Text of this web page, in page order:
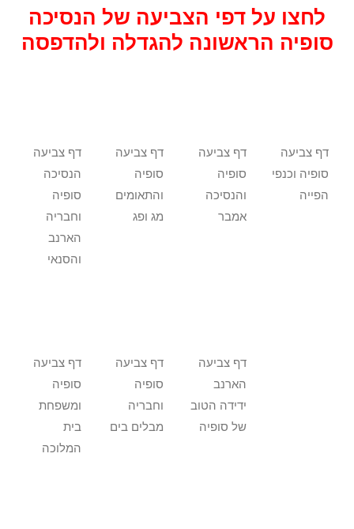
לחצו על דפי הצביעה של הנסיכה
סופיה הראשונה להגדלה ולהדפסה
דף צביעה
הנסיכה
סופיה
וחבריה
הארנב
והסנאי
דף צביעה
סופיה
והתאומים
מג ופג
דף צביעה
סופיה
והנסיכה
אמבר
דף צביעה
סופיה וכנפי
הפייה
דף צביעה
סופיה
ומשפחת
בית
המלוכה
דף צביעה
סופיה
וחבריה
מבלים בים
דף צביעה
הארנב
ידידה הטוב
של סופיה